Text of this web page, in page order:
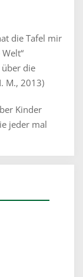
die Tafel mir
über die
M., 2013)
Kinder
jeder mal